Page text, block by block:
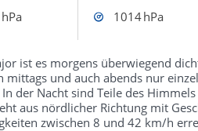
1014 hPa
ist es morgens überwiegend
mittags und auch abends nur
In der Nacht sind Teile des
aus nördlicher Richtung mit
zwischen 8 und 42 km/h